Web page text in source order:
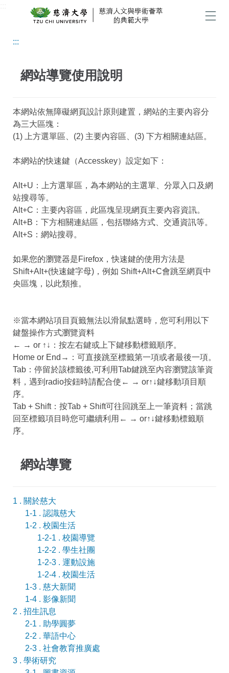
:::
網站導覽使用說明
本網站依無障礙網頁設計原則建置，網站的主要內容分
為三大區塊：
(1) 上方選單區、(2) 主要內容區、(3) 下方相關連結區。
本網站的快速鍵（Accesskey）設定如下：
Alt+U：上方選單區，為本網站的主選單、分眾入口及網
站搜尋等。
Alt+C：主要內容區，此區塊呈現網頁主要內容資訊。
Alt+B：下方相關連結區，包括聯絡方式、交通資訊等。
Alt+S：網站搜尋。
如果您的瀏覽器是Firefox，快速鍵的使用方法是
Shift+Alt+(快速鍵字母)，例如 Shift+Alt+C會跳至網頁中
央區塊，以此類推。
※當本網站項目頁籤無法以滑鼠點選時，您可利用以下
鍵盤操作方式瀏覽資料
← → or ↑↓：按左右鍵或上下鍵移動標籤順序。
Home or End→：可直接跳至標籤第一項或者最後一項。
Tab：停留於該標籤後,可利用Tab鍵跳至內容瀏覽該筆資
料，遇到radio按鈕時請配合使← → or↑↓鍵移動項目順
序。
Tab + Shift：按Tab + Shift可往回跳至上一筆資料；當跳
回至標籤項目時您可繼續利用← → or↑↓鍵移動標籤順
序。
網站導覽
1 . 關於慈大
1-1 . 認識慈大
1-2 . 校園生活
1-2-1 . 校園導覽
1-2-2 . 學生社團
1-2-3 . 運動設施
1-2-4 . 校園生活
1-3 . 慈大新聞
1-4 . 影像新聞
2 . 招生訊息
2-1 . 助學圓夢
2-2 . 華語中心
2-3 . 社會教育推廣處
3 . 學術研究